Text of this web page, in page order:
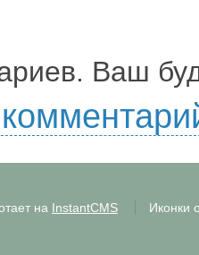
Ваш
на InstantCMS Иконки